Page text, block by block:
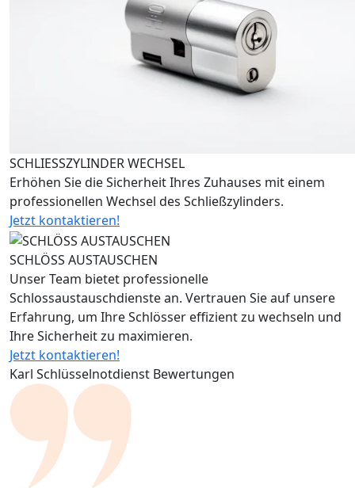
SCHLIESSZYLINDER WECHSEL
Erhöhen Sie die Sicherheit Ihres Zuhauses mit einem
professionellen Wechsel des Schließzylinders.
Jetzt kontaktieren!
SCHLÖSS AUSTAUSCHEN
Unser Team bietet professionelle
Schlossaustauschdienste an. Vertrauen Sie auf unsere
Erfahrung, um Ihre Schlösser effizient zu wechseln und
Ihre Sicherheit zu maximieren.
Jetzt kontaktieren!
Karl Schlüsselnotdienst Bewertungen